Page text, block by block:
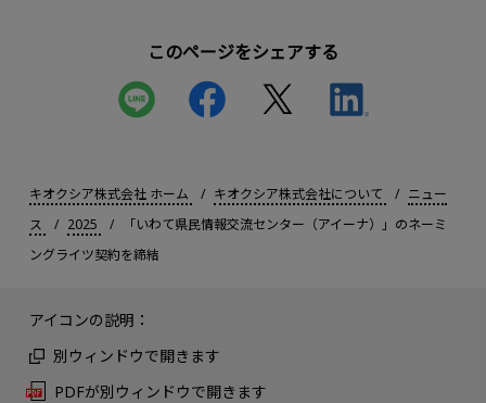
このページをシェアする
キオクシア株式会社 ホーム キオクシア株式会社について
ニュー
ス
2025
「いわて県民情報交流センター（アイーナ）」のネーミ
ングライツ契約を締結
アイコンの説明：
別ウィンドウで開きます
PDFが別ウィンドウで開きます